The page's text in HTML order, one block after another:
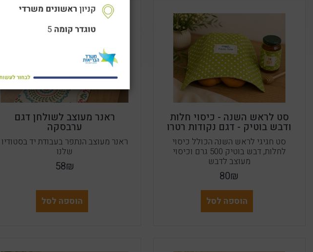
סט לראש השנה - כיסוי חלות
ודבש בוטיק - דגם נקודות רטרו
סט חגיגי לראש השנה הכולל כיסוי
לחלות, דבש בוטיק 500 גרם וכיסוי
מעוצב לדבש
80₪
הוספה לסל
ראנר מעוצב לשולחן דגם
ערבסקה
ראנר מעוצב הנתפר בעבודת יד בסטודיו
שלנו
58₪
הוספה לסל